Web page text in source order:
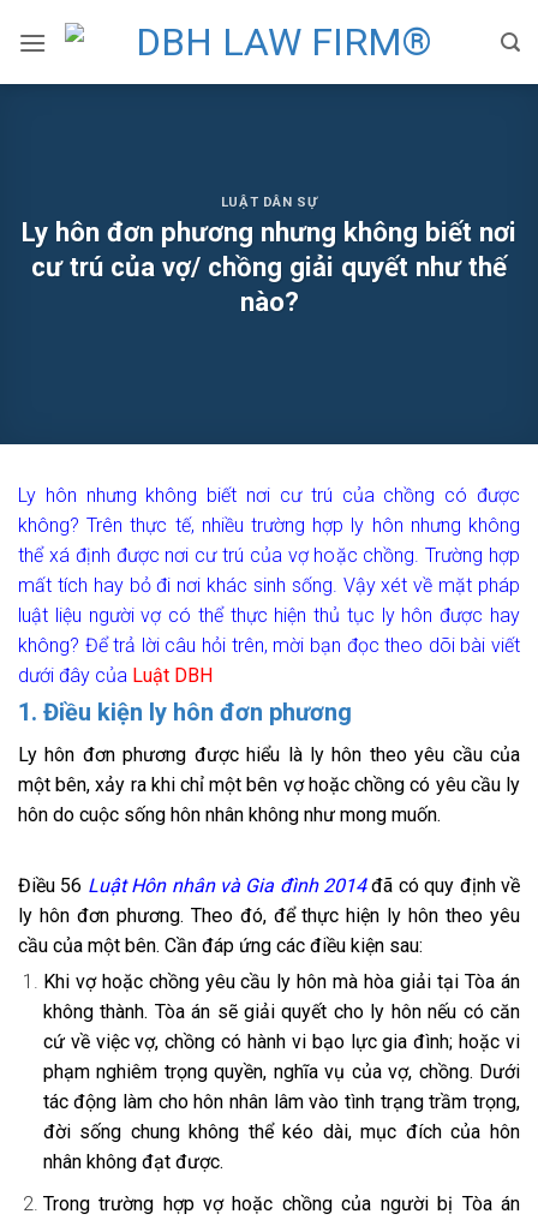
LUẬT DÂN SỰ
Ly hôn đơn phương nhưng không biết nơi
cư trú của vợ/ chồng giải quyết như thế
nào?
Ly hôn nhưng không biết nơi cư trú của chồng có được
không? Trên thực tế, nhiều trường hợp ly hôn nhưng không
thể xá định được nơi cư trú của vợ hoặc chồng. Trường hợp
mất tích hay bỏ đi nơi khác sinh sống. Vậy xét về mặt pháp
luật liệu người vợ có thể thực hiện thủ tục ly hôn được hay
không? Để trả lời câu hỏi trên, mời bạn đọc theo dõi bài viết
dưới đây của Luật DBH
1. Điều kiện ly hôn đơn phương
Ly hôn đơn phương được hiểu là ly hôn theo yêu cầu của
một bên, xảy ra khi chỉ một bên vợ hoặc chồng có yêu cầu ly
hôn do cuộc sống hôn nhân không như mong muốn.
Điều 56 Luật Hôn nhân và Gia đình 2014đã có quy định về
ly hôn đơn phương. Theo đó, để thực hiện ly hôn theo yêu
cầu của một bên. Cần đáp ứng các điều kiện sau:
Khi vợ hoặc chồng yêu cầu ly hôn mà hòa giải tại Tòa án
không thành. Tòa án sẽ giải quyết cho ly hôn nếu có căn
cứ về việc vợ, chồng có hành vi bạo lực gia đình; hoặc vi
phạm nghiêm trọng quyền, nghĩa vụ của vợ, chồng. Dưới
tác động làm cho hôn nhân lâm vào tình trạng trầm trọng,
đời sống chung không thể kéo dài, mục đích của hôn
nhân không đạt được.
Trong trường hợp vợ hoặc chồng của người bị Tòa án